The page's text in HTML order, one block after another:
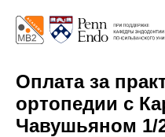
Оплата за
ортопедии с
Чавушьяном 1/